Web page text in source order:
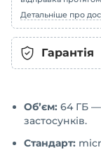
Детальніше про
Гарантія
Обʼєм: 64 ГБ —
застосунків.
Стандарт: